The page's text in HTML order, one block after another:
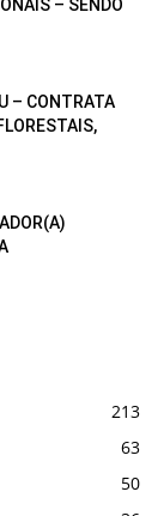
– SENDO
– CONTRATA
213
63
50